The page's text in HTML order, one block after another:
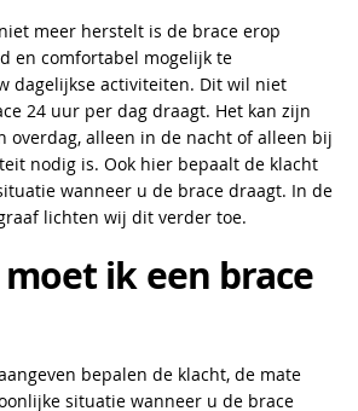
meer herstelt is de brace erop
en comfortabel mogelijk te
dagelijkse activiteiten. Dit wil niet
24 uur per dag draagt. Het kan zijn
overdag, alleen in de nacht of alleen bij
nodig is. Ook hier bepaalt de klacht
wanneer u de brace draagt. In de
lichten wij dit verder toe.
ik een brace
bepalen de klacht, de mate
situatie wanneer u de brace